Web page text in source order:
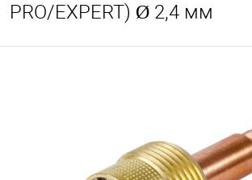
PRO/EXPERT) Ø 2,4 мм